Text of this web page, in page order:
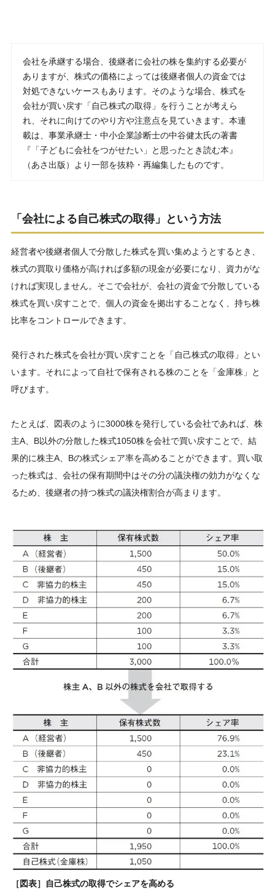
会社を承継する場合、後継者に会社の株を集約する必要が
ありますが、株式の価格によっては後継者個人の資金では
対処できないケースもあります。そのような場合、株式を
会社が買い戻す「自己株式の取得」を行うことが考えら
れ、それに向けてのやり方や注意点を見ていきます。本連
載は、事業承継士・中小企業診断士の中谷健太氏の著書
『「子どもに会社をつがせたい」と思ったとき読む本』
（あさ出版）より一部を抜粋・再編集したものです。
「会社による自己株式の取得」という方法
経営者や後継者個人で分散した株式を買い集めようとするとき、
株式の買取り価格が高ければ多額の現金が必要になり、資力がな
ければ実現しません。そこで会社が、会社の資金で分散している
株式を買い戻すことで、個人の資金を拠出することなく、持ち株
比率をコントロールできます。
発行された株式を会社が買い戻すことを「自己株式の取得」とい
います。それによって自社で保有される株のことを「金庫株」と
呼びます。
たとえば、図表のように3000株を発行している会社であれば、株
主A、B以外の分散した株式1050株を会社で買い戻すことで、結
果的に株主A、Bの株式シェア率を高めることができます。買い取
った株式は、会社の保有期間中はその分の議決権の効力がなくな
るため、後継者の持つ株式の議決権割合が高まります。
［図表］自己株式の取得でシェアを高める